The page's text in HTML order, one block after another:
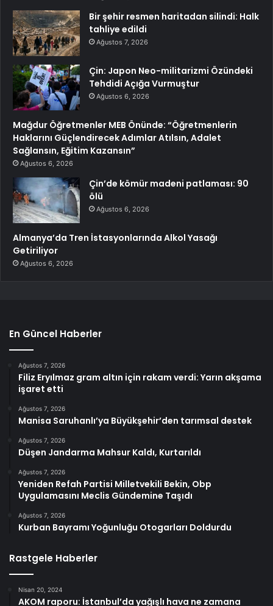
Bir şehir resmen haritadan silindi: Halk
tahliye edildi
Ağustos 7, 2026
Çin: Japon Neo-militarizmi Özündeki
Tehdidi Açığa Vurmuştur
Ağustos 6, 2026
Mağdur Öğretmenler MEB Önünde: “Öğretmenlerin
Haklarını Güçlendirecek Adımlar Atılsın, Adalet
Sağlansın, Eğitim Kazansın”
Ağustos 6, 2026
Çin’de kömür madeni patlaması: 90
ölü
Ağustos 6, 2026
Almanya’da Tren İstasyonlarında Alkol Yasağı
Getiriliyor
Ağustos 6, 2026
En Güncel Haberler
Ağustos 7, 2026
Filiz Eryılmaz gram altın için rakam verdi: Yarın akşama
işaret etti
Ağustos 7, 2026
Manisa Saruhanlı’ya Büyükşehir’den tarımsal destek
Ağustos 7, 2026
Düşen Jandarma Mahsur Kaldı, Kurtarıldı
Ağustos 7, 2026
Yeniden Refah Partisi Milletvekili Bekin, Obp
Uygulamasını Meclis Gündemine Taşıdı
Ağustos 7, 2026
Kurban Bayramı Yoğunluğu Otogarları Doldurdu
Rastgele Haberler
Nisan 20, 2024
AKOM raporu: İstanbul’da yağışlı hava ne zamana